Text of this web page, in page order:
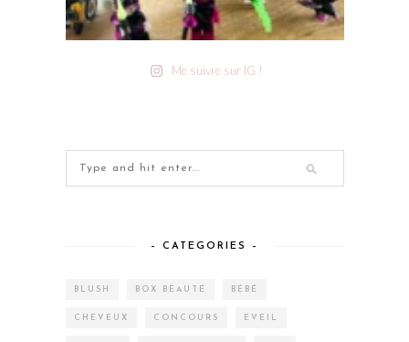
Me suivre sur IG !
– CATEGORIES –
BLUSH BOX BEAUTÉ BÉBÉ
CHEVEUX CONCOURS EVEIL